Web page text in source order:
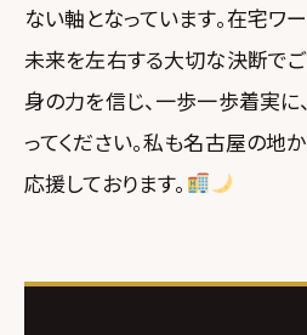
ない軸となっています。在宅ワ
未来を左右する大切な決断でご
身の力を信じ、一歩一歩着実に
ってください。私も名古屋の地
応援しております。